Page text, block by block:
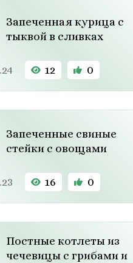
Запеченная курица с
тыквой в сливках
12 0
Запеченные свиные
стейки с овощами
16 0
Постные котлеты из
чечевицы с грибами и